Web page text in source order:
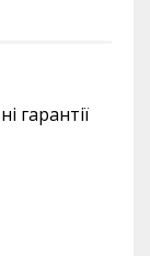
гарантії